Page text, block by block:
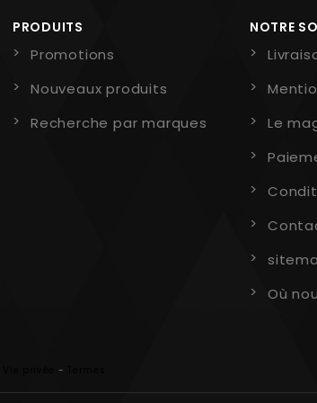
PRODUITS
Promotions
Nouveaux produits
Recherche par marques
NOTRE
Le
Où
-